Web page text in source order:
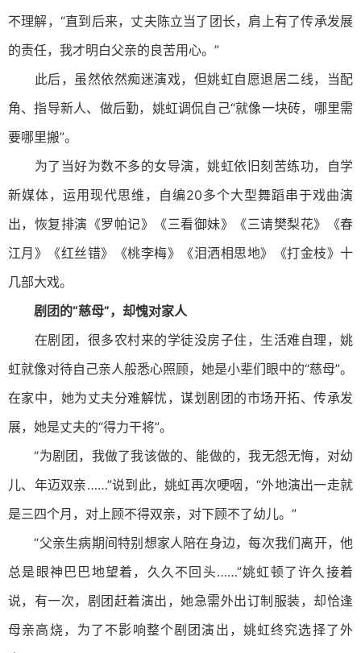
不理解，“直到后来，丈夫陈立当了团长，肩上有了传承发展
的责任，我才明白父亲的良苦用心。”
此后，虽然依然痴迷演戏，但姚虹自愿退居二线，当配
角、指导新人、做后勤，姚虹调侃自己“就像一块砖，哪里需
要哪里搬”。
为了当好为数不多的女导演，姚虹依旧刻苦练功，自学
新媒体，运用现代思维，自编20多个大型舞蹈串于戏曲演
出，恢复排演《罗帕记》《三看御妹》《三请樊梨花》《春
江月》《红丝错》《桃李梅》《泪洒相思地》《打金枝》十
几部大戏。
剧团的“慈母”，却愧对家人
在剧团，很多农村来的学徒没房子住，生活难自理，姚
虹就像对待自己亲人般悉心照顾，她是小辈们眼中的“慈母”。
在家中，她为丈夫分难解忧，谋划剧团的市场开拓、传承发
展，她是丈夫的“得力干将”。
“为剧团，我做了我该做的、能做的，我无怨无悔，对幼
儿、年迈双亲……”说到此，姚虹再次哽咽，“外地演出一走就
是三四个月，对上顾不得双亲，对下顾不了幼儿。”
“父亲生病期间特别想家人陪在身边，每次我们离开，他
总是眼神巴巴地望着，久久不回头……”姚虹顿了许久接着
说，有一次，剧团赶着演出，她急需外出订制服装，却恰逢
母亲高烧，为了不影响整个剧团演出，姚虹终究选择了外